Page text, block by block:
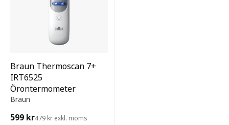
Braun Thermoscan 7+
IRT6525
Örontermometer
Braun
599 kr479 kr exkl. moms